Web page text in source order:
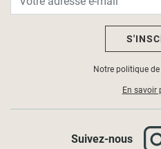
Notre politique
En savoir
Suivez-nous